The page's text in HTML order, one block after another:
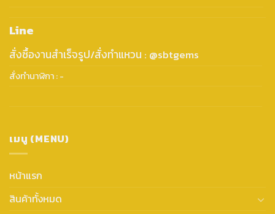
Line
สั่งซื้องานสำเร็จรูป/สั่งทำแหวน : @sbtgems
สั่งทำนาฬิกา : -
เมนู (MENU)
หน้าแรก
สินค้าทั้งหมด